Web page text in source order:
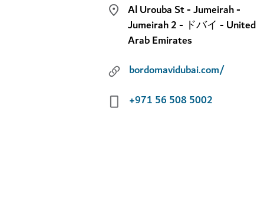
Al Urouba St - Jumeirah -
Jumeirah 2 - ドバイ - United
Arab Emirates
bordomavidubai.com/
+971 56 508 5002